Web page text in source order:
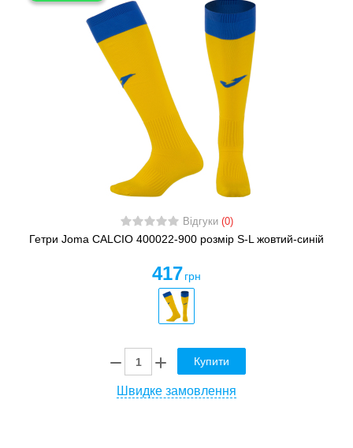
Відгуки (0)
Гетри Joma CALCIO 400022-900 розмір S-L жовтий-синій
417 грн
Купити
Швидке замовлення